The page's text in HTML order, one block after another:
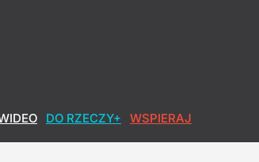
DO RZECZY+ WSPIERAJ